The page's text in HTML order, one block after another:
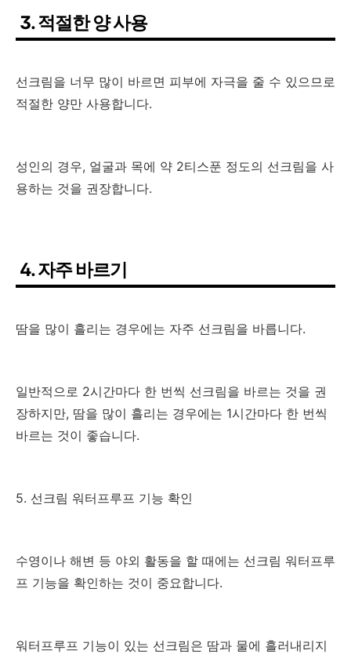
3. 적절한 양 사용
선크림을 너무 많이 바르면 피부에 자극을 줄 수 있으므로
적절한 양만 사용합니다.
성인의 경우, 얼굴과 목에 약 2티스푼 정도의 선크림을 사
용하는 것을 권장합니다.
4. 자주 바르기
땀을 많이 흘리는 경우에는 자주 선크림을 바릅니다.
일반적으로 2시간마다 한 번씩 선크림을 바르는 것을 권
장하지만, 땀을 많이 흘리는 경우에는 1시간마다 한 번씩
바르는 것이 좋습니다.
5. 선크림 워터프루프 기능 확인
수영이나 해변 등 야외 활동을 할 때에는 선크림 워터프루
프 기능을 확인하는 것이 중요합니다.
워터프루프 기능이 있는 선크림은 땀과 물에 흘러내리지